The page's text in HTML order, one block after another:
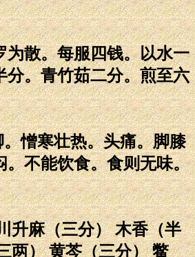
为散。每服四钱。以水一
分。青竹茹二分。煎至六
憎寒壮热。头痛。脚膝
。不能饮食。食则无味。
升麻（三分） 木香（半
两） 黄芩（三分） 鳖